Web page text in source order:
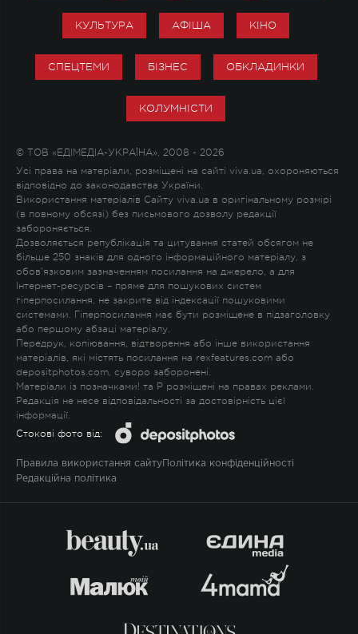
КУЛЬТУРА АФІША КІНО
СПЕЦТЕМИ БІЗНЕС ОБКЛАДИНКИ
КОЛУМНІСТИ
© ТОВ «ЕДІМЕДІА-УКРАЇНА», 2008 - 2026
Усі права на матеріали, розміщені на сайті viva.ua, охороняються
відповідно до законодавства України.
Використання матеріалів Сайту viva.ua в оригінальному розмірі
(в повному обсязі) без письмового дозволу редакції
забороняється.
Дозволяється републікація та цитування статей обсягом не
більше 250 знаків для одного інформаційного матеріалу, з
обов'язковим зазначенням посилання на джерело, а для
Інтернет-ресурсів – пряме для пошукових систем
гіперпосилання, не закрите від індексації пошуковими
системами. Гіперпосилання має бути розміщене в підзаголовку
або першому абзаці матеріалу.
Передрук, копіювання, відтворення або інше використання
матеріалів, які містять посилання на rexfeatures.com або
depositphotos.com, суворо заборонені.
Матеріали із позначками! та P розміщені на правах реклами.
Редакція не несе відповідальності за достовірність цієї
інформації.
Стокові фото від:
Правила використання сайту Політика конфіденційності
Редакційна політика